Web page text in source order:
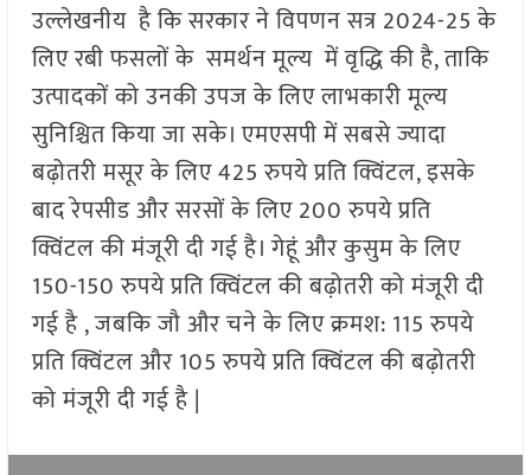
उल्लेखनीय है कि सरकार ने विपणन सत्र 2024-25 के
लिए रबी फसलों के समर्थन मूल्य में वृद्धि की है, ताकि
उत्पादकों को उनकी उपज के लिए लाभकारी मूल्य
सुनिश्चित किया जा सके। एमएसपी में सबसे ज्यादा
बढ़ोतरी मसूर के लिए 425 रुपये प्रति क्विंटल, इसके
बाद रेपसीड और सरसों के लिए 200 रुपये प्रति
क्विंटल की मंजूरी दी गई है। गेहूं और कुसुम के लिए
150-150 रुपये प्रति क्विंटल की बढ़ोतरी को मंजूरी दी
गई है , जबकि जौ और चने के लिए क्रमश: 115 रुपये
प्रति क्विंटल और 105 रुपये प्रति क्विंटल की बढ़ोतरी
को मंजूरी दी गई है |